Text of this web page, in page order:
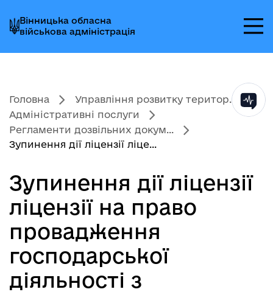
до
головного
меню
до
головного
вмісту
до
головного
колонтитула
Вінницька обласна
військова адміністрація
Головна
Управління розвитку територ...
Адміністративні послуги
Регламенти дозвільних докум...
Зупинення дії ліцензії ліце...
Зупинення дії ліцензії
ліцензії на право
провадження
господарської
діяльності з